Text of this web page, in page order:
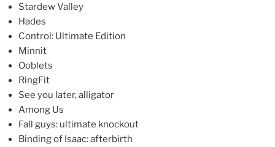
Stardew Valley
Hades
Control: Ultimate Edition
Minnit
Ooblets
RingFit
See you later, alligator
Among Us
Fall guys: ultimate knockout
Binding of Isaac: afterbirth